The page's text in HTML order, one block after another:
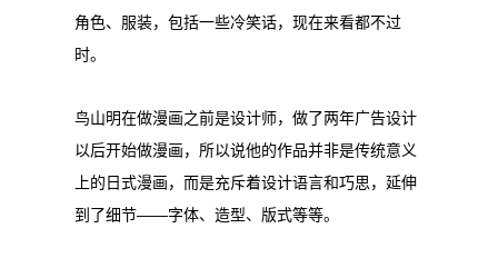
角色、服装，包括一些冷笑话，现在来看都不过
时。
鸟山明在做漫画之前是设计师，做了两年广告设计
以后开始做漫画，所以说他的作品并非是传统意义
上的日式漫画，而是充斥着设计语言和巧思，延伸
到了细节——字体、造型、版式等等。